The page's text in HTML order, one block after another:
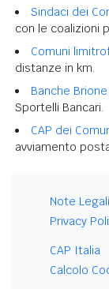
Sindaci dei
con le coalizioni
Comuni
distanze in km.
Banche Brione
Sportelli Bancari.
CAP dei
avviamento
Note Legali
Privacy
CAP Italia
Calcolo